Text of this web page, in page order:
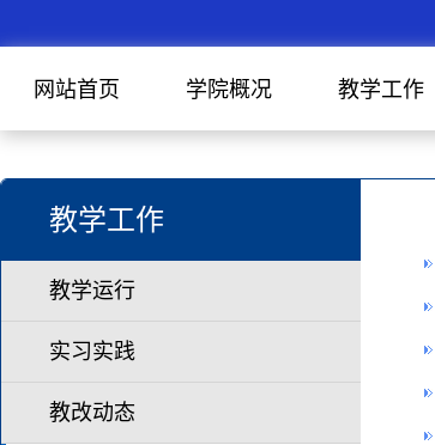
网站首页 学院概况 教学工作
教学工作
教学运行
实习实践
教改动态